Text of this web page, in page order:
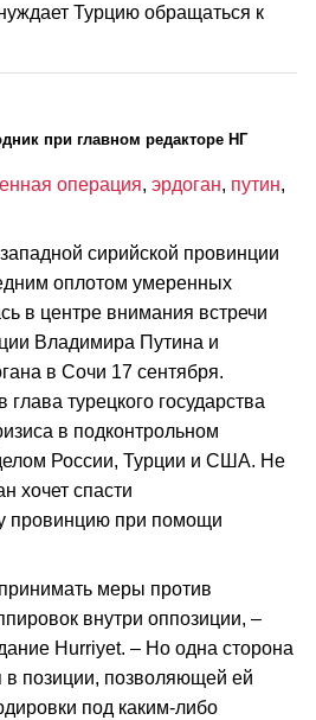
Турцию обращаться к
при главном редакторе НГ
операция, эрдоган, путин,
сирийской провинции
оплотом умеренных
в центре внимания встречи
Владимира Путина и
в Сочи 17 сентября.
турецкого государства
в подконтрольном
России, Турции и США. Не
хочет спасти
провинцию при помощи
меры против
внутри оппозиции, –
Hurriyet. – Но одна сторона
в позиции, позволяющей ей
под каким-либо